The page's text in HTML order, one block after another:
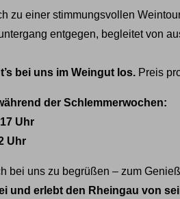
zu einer stimmungsvollen
entgegen, begleitet von
bei uns im Weingut los. Preis
der Schlemmerwochen:
Uhr
Uhr
bei uns zu begrüßen – zum
und erlebt den Rheingau von